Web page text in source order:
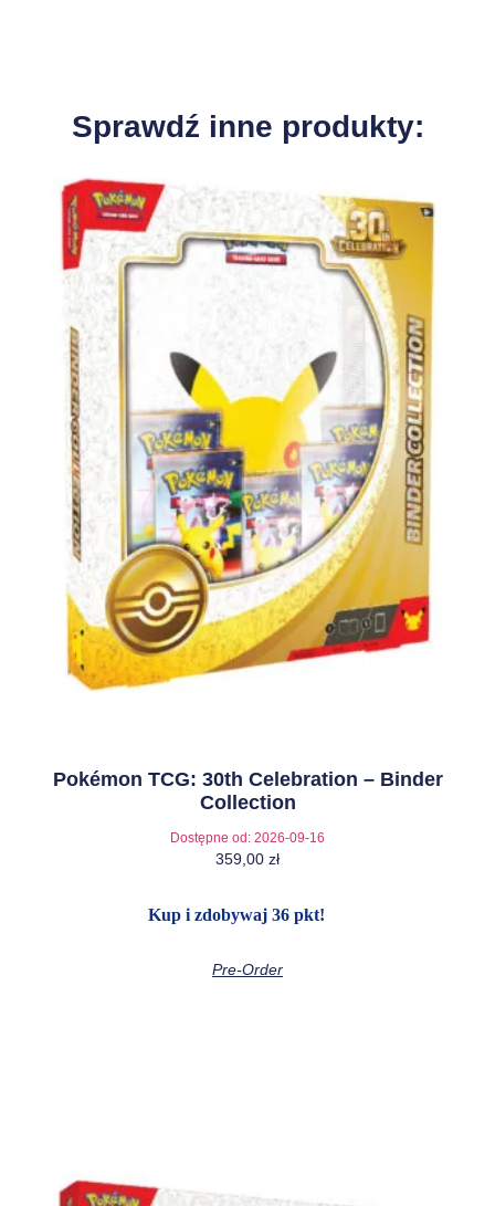
Sprawdź inne produkty:
Pokémon TCG: 30th Celebration – Binder
Collection
Dostępne od: 2026-09-16
359,00 zł
Kup i zdobywaj 36 pkt!
Pre-Order